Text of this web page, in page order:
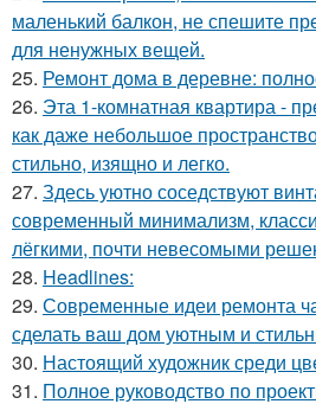
маленький балкон, не спешите
для ненужных вещей.
25. Ремонт дома в деревне:
26. Эта 1-комнатная квартира -
как даже небольшое
стильно, изящно и легко.
27. Здесь уютно соседствуют
современный минимализм,
лёгкими, почти невесомыми
28. Headlines:
29. Современные идеи ремонта
сделать ваш дом уютным и
30. Настоящий художник среди
31. Полное руководство по